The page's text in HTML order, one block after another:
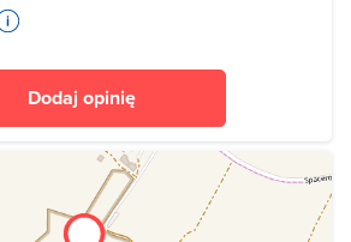
Dodaj opinię